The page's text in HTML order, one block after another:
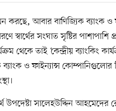
করছে, আবার বাণিজ্যিক ব্যাংক
স্বার্থের সংঘাত সৃষ্টির পাশাপাশি
থেকে তাই ‘কেন্দ্রীয় ব্যাংকিং
ও ফাইন্যান্স কোম্পানিগুলোর
উপদেষ্টা সালেহউদ্দিন আহমেদের